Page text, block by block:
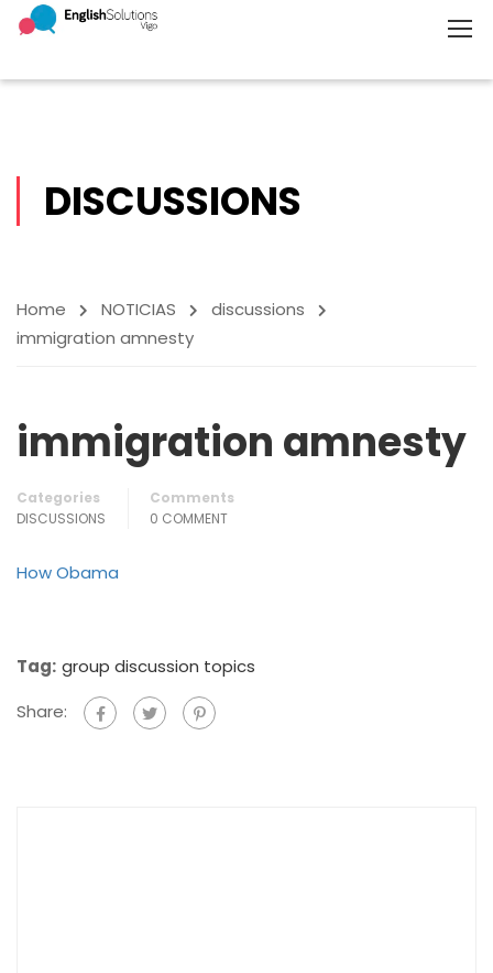
DISCUSSIONS
Home NOTICIAS
discussions
immigration amnesty
immigration amnesty
Categories
DISCUSSIONS
Comments
0 COMMENT
How Obama
Tag: group discussion topics
Share: